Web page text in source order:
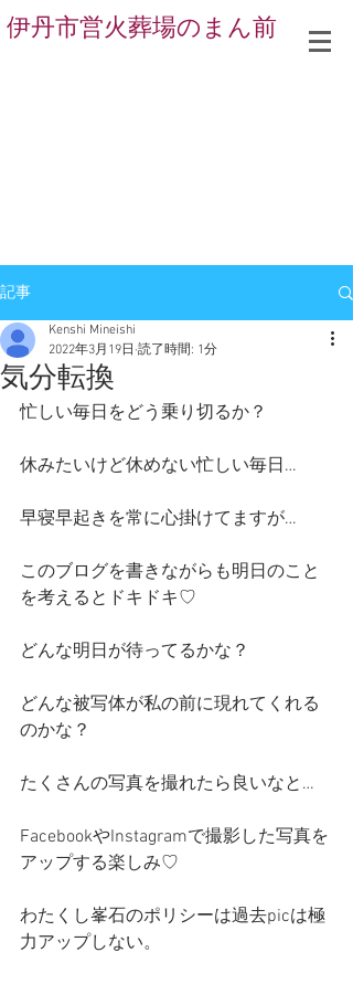
伊丹市営火葬場のまん前
記事
気分転換
Kenshi Mineishi
2022年3月19日 読了時間: 1分
忙しい毎日をどう乗り切るか？
休みたいけど休めない忙しい毎日…
早寝早起きを常に心掛けてますが…
このブログを書きながらも明日のこと
を考えるとドキドキ♡
どんな明日が待ってるかな？
どんな被写体が私の前に現れてくれる
のかな？
たくさんの写真を撮れたら良いなと…
FacebookやInstagramで撮影した写真を
アップする楽しみ♡
わたくし峯石のポリシーは過去picは極
力アップしない。